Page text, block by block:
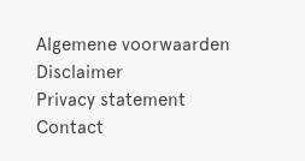
Algemene voorwaarden
Disclaimer
Privacy statement
Contact